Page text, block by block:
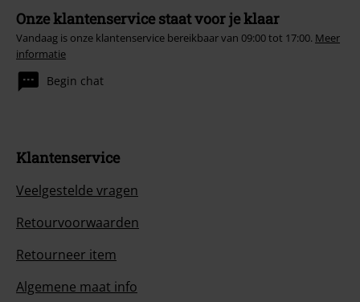
Onze klantenservice staat voor je klaar
Vandaag is onze klantenservice bereikbaar van 09:00 tot 17:00. Meer
informatie
Begin chat
Klantenservice
Veelgestelde vragen
Retourvoorwaarden
Retourneer item
Algemene maat info